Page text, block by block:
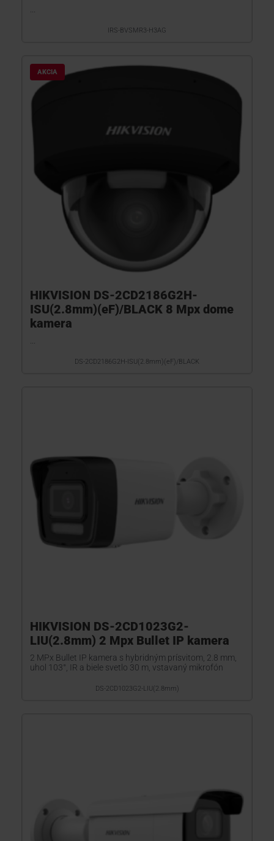
IRS-BVSMR3-H3AG
AKCIA
HIKVISION DS-2CD2186G2H-
ISU(2.8mm)(eF)/BLACK 8 Mpx dome
kamera
DS-2CD2186G2H-ISU(2.8mm)(eF)/BLACK
HIKVISION DS-2CD1023G2-
LIU(2.8mm) 2 Mpx Bullet IP kamera
2 MPx Bullet IP kamera s hybridným prísvitom, 2.8 mm,
uhol 103°, IR a biele svetlo 30 m, vstavaný mikrofón
DS-2CD1023G2-LIU(2.8mm)